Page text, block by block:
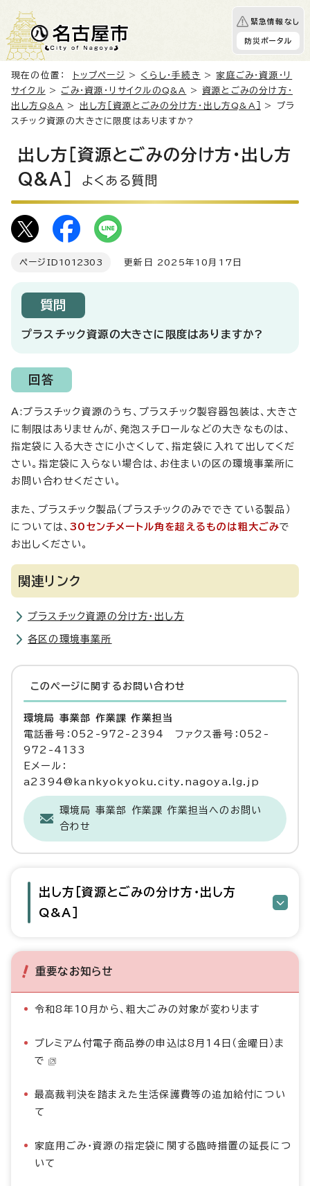
緊急情報なし
防災ポータル
現在の位置： トップページ > くらし・手続き > 家庭ごみ・資源・リ
サイクル > ごみ・資源・リサイクルのQ&A >資源とごみの分け方・
出し方Q&A
> 出し方［資源とごみの分け方・出し方Q&A］
> プラ
スチック資源の大きさに限度はありますか?
出し方［資源とごみの分け方・出し方
Q&A］
よくある質問
ページID 1012303 更新日 2025年10月17日
質問
プラスチック資源の大きさに限度はありますか?
回答
A:プラスチック資源のうち、プラスチック製容器包装は、大きさ
に制限はありませんが、発泡スチロールなどの大きなものは、
指定袋に入る大きさに小さくして、指定袋に入れて出してくだ
さい。指定袋に入らない場合は、お住まいの区の環境事業所に
お問い合わせください。
また、プラスチック製品（プラスチックのみでできている製品）
については、30センチメートル角を超えるものは粗大ごみで
お出しください。
関連リンク
プラスチック資源の分け方・出し方
各区の環境事業所
このページに関する お問い合わせ
環境局 事業部 作業課 作業担当
電話番号：052-972-2394 ファクス番号：052-
972-4133
Eメール：
a2394@kankyokyoku.city.nagoya.lg.jp
環境局 事業部 作業課 作業担当へのお問い
合わせ
出し方［資源とごみの分け方・出し方
Q&A］
重要なお知らせ
令和8年10月から、粗大ごみの対象が変わります
プレミアム付電子商品券の申込は8月14日（金曜日）ま
で
最高裁判決を踏まえた生活保護費等の追加給付につい
て
家庭用ごみ・資源の指定袋に関する臨時措置の延長につ
いて